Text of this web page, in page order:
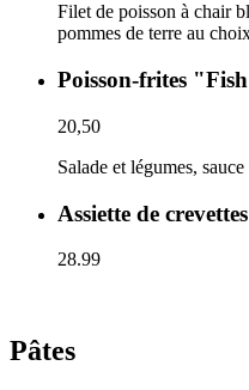
Filet de poisson à chair
pommes de terre au
Poisson-frites
20,50
Salade et légumes,
Assiette de
28.99
Pâtes